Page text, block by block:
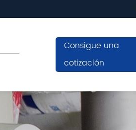
Consigue una
cotización